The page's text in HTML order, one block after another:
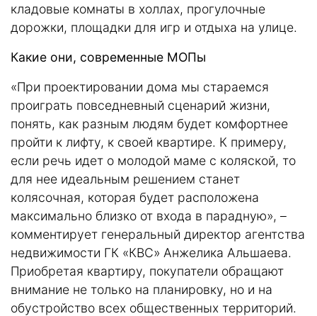
кладовые комнаты в холлах, прогулочные
дорожки, площадки для игр и отдыха на улице.
Какие они, современные МОПы
«При проектировании дома мы стараемся
проиграть повседневный сценарий жизни,
понять, как разным людям будет комфортнее
пройти к лифту, к своей квартире. К примеру,
если речь идет о молодой маме с коляской, то
для нее идеальным решением станет
колясочная, которая будет расположена
максимально близко от входа в парадную», –
комментирует генеральный директор агентства
недвижимости ГК «КВС» Анжелика Альшаева.
Приобретая квартиру, покупатели обращают
внимание не только на планировку, но и на
обустройство всех общественных территорий.